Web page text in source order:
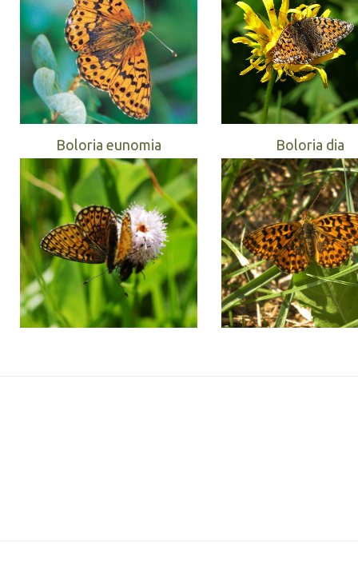
Boloria eunomia Boloria dia